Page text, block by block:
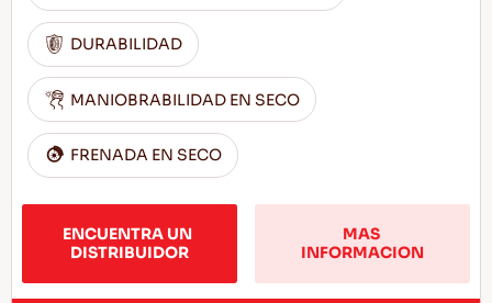
DURABILIDAD
MANIOBRABILIDAD EN SECO
FRENADA EN SECO
ENCUENTRA UN
DISTRIBUIDOR
MAS
INFORMACION